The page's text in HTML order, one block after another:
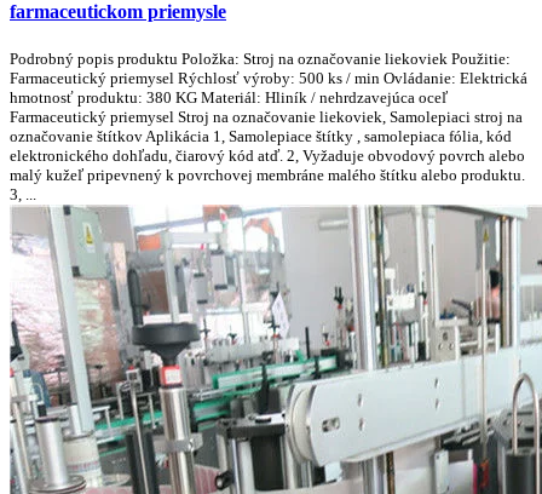
farmaceutickom priemysle
Podrobný popis produktu Položka: Stroj na označovanie liekoviek Použitie:
Farmaceutický priemysel Rýchlosť výroby: 500 ks / min Ovládanie: Elektrická
hmotnosť produktu: 380 KG Materiál: Hliník / nehrdzavejúca oceľ
Farmaceutický priemysel Stroj na označovanie liekoviek, Samolepiaci stroj na
označovanie štítkov Aplikácia 1, Samolepiace štítky , samolepiaca fólia, kód
elektronického dohľadu, čiarový kód atď. 2, Vyžaduje obvodový povrch alebo
malý kužeľ pripevnený k povrchovej membráne malého štítku alebo produktu.
3, ...